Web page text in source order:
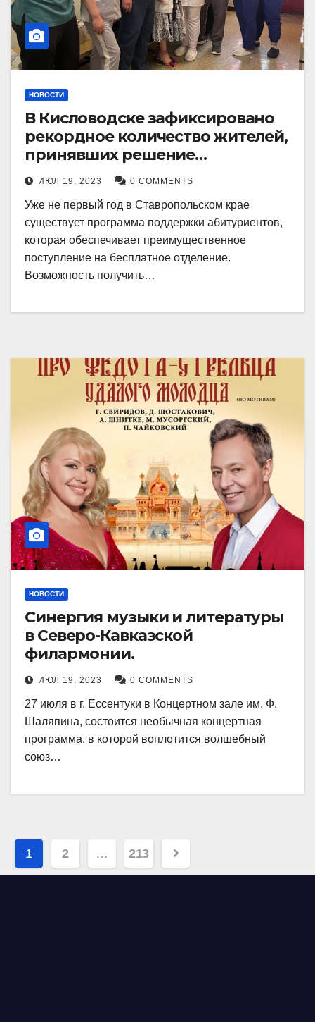
НОВОСТИ
В Кисловодске зафиксировано
рекордное количество жителей,
принявших решение
воспользоваться
установленными мерами, с
целью поступления в
медицинский вуз в районе.
ИЮЛ 19, 2023 0 COMMENTS
Уже не первый год в Ставропольском крае
существует программа поддержки абитуриентов,
которая обеспечивает преимущественное
поступление на бесплатное отделение.
Возможность получить…
НОВОСТИ
Синергия музыки и литературы
в Северо-Кавказской
филармонии.
ИЮЛ 19, 2023 0 COMMENTS
27 июля в г. Ессентуки в Концертном зале им. Ф.
Шаляпина, состоится необычная концертная
программа, в которой воплотится волшебный
союз…
Навигация
по
1 2 … 213